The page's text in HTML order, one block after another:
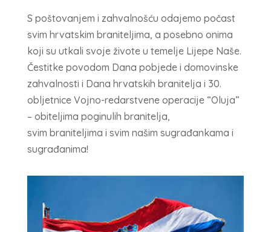
S poštovanjem i zahvalnošću odajemo počast
svim hrvatskim braniteljima, a posebno onima
koji su utkali svoje živote u temelje Lijepe Naše.
Čestitke povodom Dana pobjede i domovinske
zahvalnosti i Dana hrvatskih branitelja i 30.
obljetnice Vojno-redarstvene operacije “Oluja”
– obiteljima poginulih branitelja,
svim braniteljima i svim našim sugrađankama i
sugrađanima!